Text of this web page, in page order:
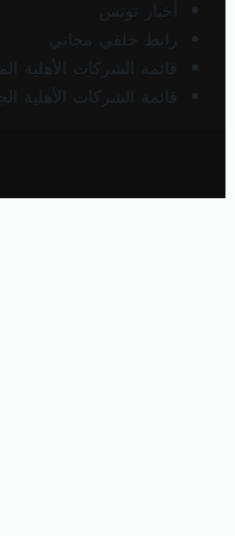
أخبار تونس
رابط خلفي مجاني
قائمة الشركات الأهلية
قائمة الشركات الأهلية